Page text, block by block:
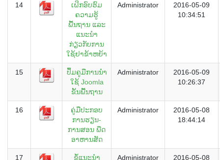
14
ເຝິກອົບຮົມ
ຄວາມຮູ້
ພື້ນຖານ ແລະ
ແນະນຳ
ກ່ຽວກັບການ
ໃຊ້ຢາຂ້າຫຍ້າ
Administrator
2016-05-09
10:34:51
15
ປຶ້ມຄູມືການນຳ
ໃຊ້ Joomla
ຂັ້ນພື້ນຖານ
Administrator
2016-05-09
10:26:37
16
ຄູ່ມືປະກອບ
ການຮຽນ-
ການສອນ ພືດ
ອາຫານສັດ
Administrator
2016-05-08
18:44:14
17
ຂໍ້ແນະນຳ
Administrator
2016-05-08